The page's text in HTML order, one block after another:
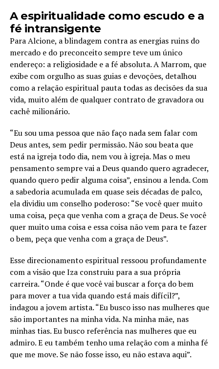
A espiritualidade como escudo e a
fé intransigente
Para Alcione, a blindagem contra as energias ruins do
mercado e do preconceito sempre teve um único
endereço: a religiosidade e a fé absoluta. A Marrom, que
exibe com orgulho as suas guias e devoções, detalhou
como a relação espiritual pauta todas as decisões da sua
vida, muito além de qualquer contrato de gravadora ou
cachê milionário.
“Eu sou uma pessoa que não faço nada sem falar com
Deus antes, sem pedir permissão. Não sou beata que
está na igreja todo dia, nem vou à igreja. Mas o meu
pensamento sempre vai a Deus quando quero agradecer,
quando quero pedir alguma coisa”, ensinou a lenda. Com
a sabedoria acumulada em quase seis décadas de palco,
ela dividiu um conselho poderoso: “Se você quer muito
uma coisa, peça que venha com a graça de Deus. Se você
quer muito uma coisa e essa coisa não vem para te fazer
o bem, peça que venha com a graça de Deus”.
Esse direcionamento espiritual ressoou profundamente
com a visão que Iza construiu para a sua própria
carreira. “Onde é que você vai buscar a força do bem
para mover a tua vida quando está mais difícil?”,
indagou a jovem artista. “Eu busco isso nas mulheres que
são importantes na minha vida. Na minha mãe, nas
minhas tias. Eu busco referência nas mulheres que eu
admiro. E eu também tenho uma relação com a minha fé
que me move. Se não fosse isso, eu não estava aqui”.